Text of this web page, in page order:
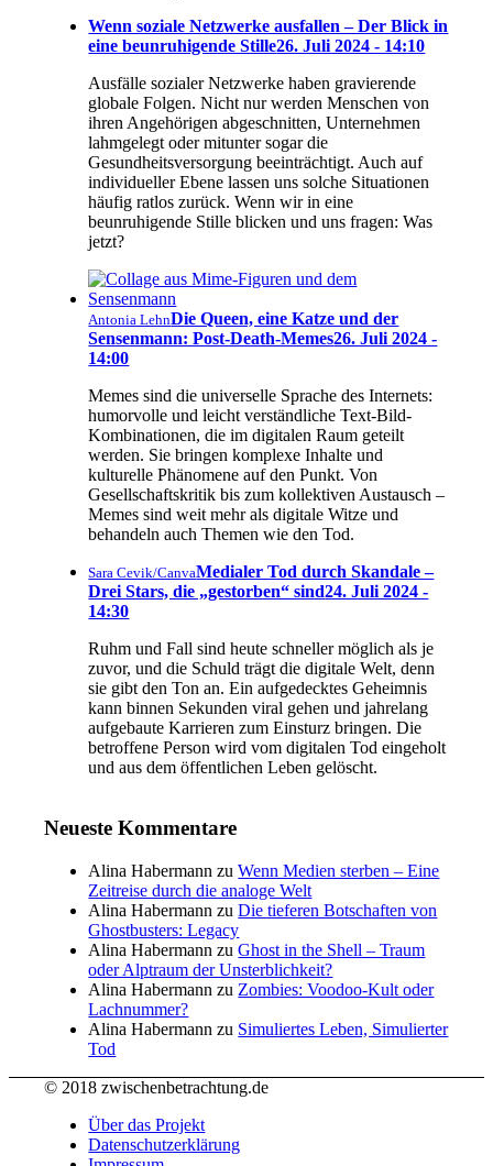
Wenn soziale Netzwerke ausfallen – Der Blick in
eine beunruhigende Stille26. Juli 2024 - 14:10
Ausfälle sozialer Netzwerke haben gravierende
globale Folgen. Nicht nur werden Menschen von
ihren Angehörigen abgeschnitten, Unternehmen
lahmgelegt oder mitunter sogar die
Gesundheitsversorgung beeinträchtigt. Auch auf
individueller Ebene lassen uns solche Situationen
häufig ratlos zurück. Wenn wir in eine
beunruhigende Stille blicken und uns fragen: Was
jetzt?
Antonia LehnDie Queen, eine Katze und der
Sensenmann: Post-Death-Memes26. Juli 2024 -
14:00
Memes sind die universelle Sprache des Internets:
humorvolle und leicht verständliche Text-Bild-
Kombinationen, die im digitalen Raum geteilt
werden. Sie bringen komplexe Inhalte und
kulturelle Phänomene auf den Punkt. Von
Gesellschaftskritik bis zum kollektiven Austausch –
Memes sind weit mehr als digitale Witze und
behandeln auch Themen wie den Tod.
Sara Cevik/CanvaMedialer Tod durch Skandale –
Drei Stars, die „gestorben“ sind24. Juli 2024 -
14:30
Ruhm und Fall sind heute schneller möglich als je
zuvor, und die Schuld trägt die digitale Welt, denn
sie gibt den Ton an. Ein aufgedecktes Geheimnis
kann binnen Sekunden viral gehen und jahrelang
aufgebaute Karrieren zum Einsturz bringen. Die
betroffene Person wird vom digitalen Tod eingeholt
und aus dem öffentlichen Leben gelöscht.
Neueste Kommentare
Alina Habermann zuWenn Medien sterben – Eine
Zeitreise durch die analoge Welt
Alina Habermann zuDie tieferen Botschaften von
Ghostbusters: Legacy
Alina Habermann zuGhost in the Shell – Traum
oder Alptraum der Unsterblichkeit?
Alina Habermann zu Zombies: Voodoo-Kult oder
Lachnummer?
Alina Habermann zu Simuliertes Leben, Simulierter
Tod
© 2018 zwischenbetrachtung.de
Über das Projekt
Datenschutzerklärung